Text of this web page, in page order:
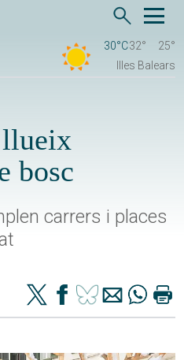
30°C32°
25°
Illes Balears
bosc
carrers i places